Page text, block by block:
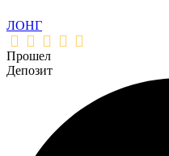
ЛОНГ
Прошел
Депозит